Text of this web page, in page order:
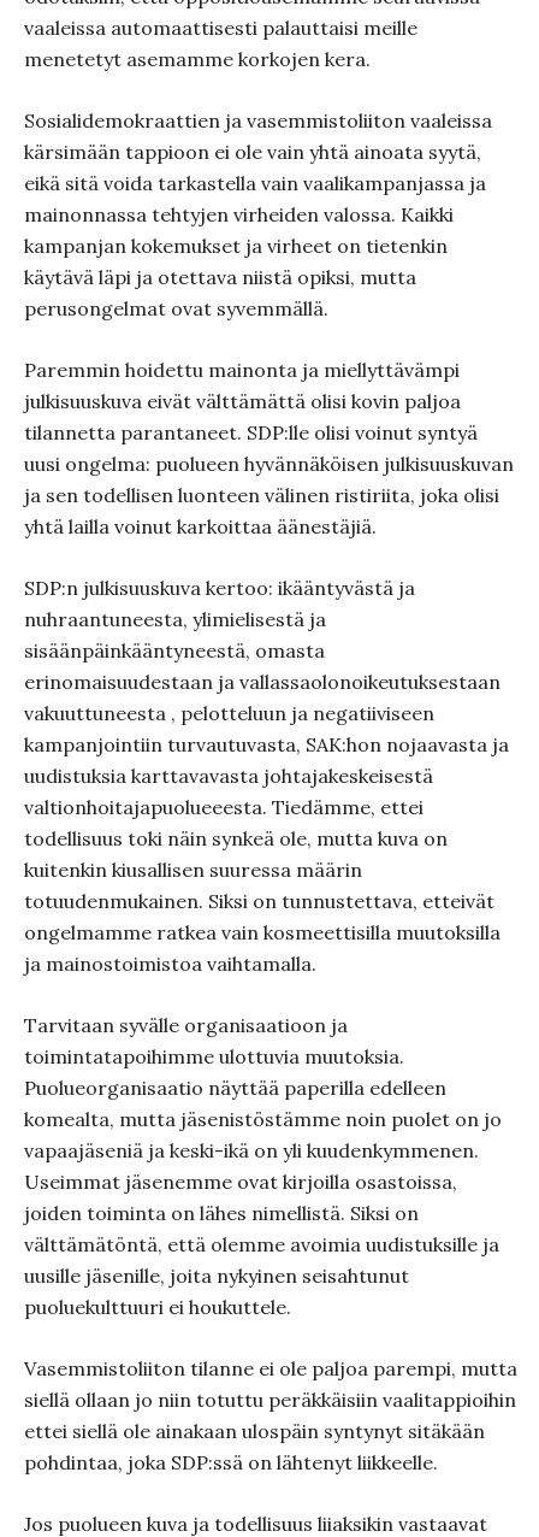
vaaleissa automaattisesti palauttaisi meille
menetetyt asemamme korkojen kera.
Sosialidemokraattien ja vasemmistoliiton vaaleissa
kärsimään tappioon ei ole vain yhtä ainoata syytä,
eikä sitä voida tarkastella vain vaalikampanjassa ja
mainonnassa tehtyjen virheiden valossa. Kaikki
kampanjan kokemukset ja virheet on tietenkin
käytävä läpi ja otettava niistä opiksi, mutta
perusongelmat ovat syvemmällä.
Paremmin hoidettu mainonta ja miellyttävämpi
julkisuuskuva eivät välttämättä olisi kovin paljoa
tilannetta parantaneet. SDP:lle olisi voinut syntyä
uusi ongelma: puolueen hyvännäköisen julkisuuskuvan
ja sen todellisen luonteen välinen ristiriita, joka olisi
yhtä lailla voinut karkoittaa äänestäjiä.
SDP:n julkisuuskuva kertoo: ikääntyvästä ja
nuhraantuneesta, ylimielisestä ja
sisäänpäinkääntyneestä, omasta
erinomaisuudestaan ja vallassaolonoikeutuksestaan
vakuuttuneesta , pelotteluun ja negatiiviseen
kampanjointiin turvautuvasta, SAK:hon nojaavasta ja
uudistuksia karttavavasta johtajakeskeisestä
valtionhoitajapuolueeesta. Tiedämme, ettei
todellisuus toki näin synkeä ole, mutta kuva on
kuitenkin kiusallisen suuressa määrin
totuudenmukainen. Siksi on tunnustettava, etteivät
ongelmamme ratkea vain kosmeettisilla muutoksilla
ja mainostoimistoa vaihtamalla.
Tarvitaan syvälle organisaatioon ja
toimintatapoihimme ulottuvia muutoksia.
Puolueorganisaatio näyttää paperilla edelleen
komealta, mutta jäsenistöstämme noin puolet on jo
vapaajäseniä ja keski-ikä on yli kuudenkymmenen.
Useimmat jäsenemme ovat kirjoilla osastoissa,
joiden toiminta on lähes nimellistä. Siksi on
välttämätöntä, että olemme avoimia uudistuksille ja
uusille jäsenille, joita nykyinen seisahtunut
puoluekulttuuri ei houkuttele.
Vasemmistoliiton tilanne ei ole paljoa parempi, mutta
siellä ollaan jo niin totuttu peräkkäisiin vaalitappioihin
ettei siellä ole ainakaan ulospäin syntynyt sitäkään
pohdintaa, joka SDP:ssä on lähtenyt liikkeelle.
Jos puolueen kuva ja todellisuus liiaksikin vastaavat